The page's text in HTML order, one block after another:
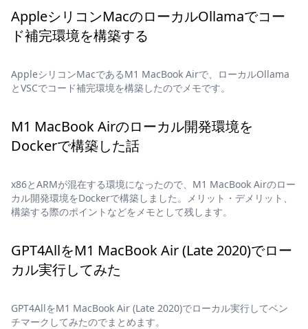
AppleシリコンMacのローカルOllamaでコー
ド補完環境を構築する
AppleシリコンMacであるM1 MacBook Airで、ローカルOllama
とVSCでコード補完環境を構築したのでメモです。
M1 MacBook Airのローカル開発環境を
Dockerで構築した話
x86とARMが混在する環境になったので、M1 MacBook Airのロー
カル開発環境をDockerで構築しました。メリット・デメリット、
構築する際のポイントなどをメモとして残します。
GPT4AllをM1 MacBook Air (Late 2020)でロー
カル実行してみた
GPT4AllをM1 MacBook Air (Late 2020)でローカル実行してベン
チマークしてみたのでまとめます。